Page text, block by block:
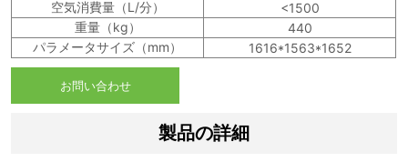
お問い合わせ
製品の詳細